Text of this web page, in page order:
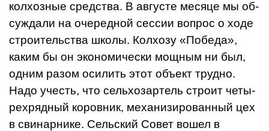
колхозные средст­ва. В августе месяце мы об­
суждали на очередной сес­сии вопрос о ходе
строительства школы. Колхозу «Побе­да»,
каким бы он экономиче­ски мощным ни был,
одним разом осилить этот объект трудно.
Надо учесть, что сельхозартель строит четы­
рехрядный коровник, меха­низированный цех
в свинар­нике. Сельский Совет вошел в